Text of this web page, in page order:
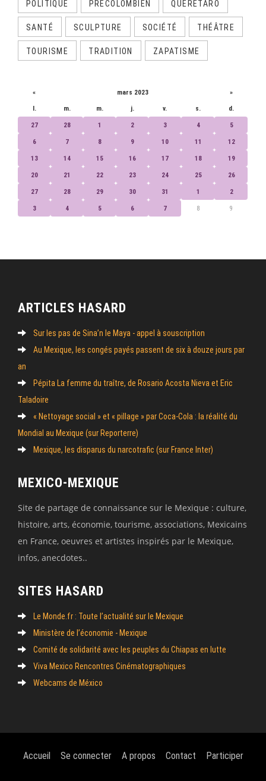
POLITIQUE PRÉCOLOMBIEN QUERÉTARO
SANTÉ SCULPTURE SOCIÉTÉ THÉÂTRE
TOURISME TRADITION ZAPATISME
« mars 2023 »
l. m. m. j. v. s. d.
27 28 1 2 3 4 5
6 7 8 9 10 11 12
13 14 15 16 17 18 19
20 21 22 23 24 25 26
27 28 29 30 31 1 2
3 4 5 6 7 8 9
ARTICLES HASARD
Sur les pas de Sina’n le Maya - appel à souscription
Au Mexique, les congés payés passent de six à douze jours par
an
Pépita La femme du traître, de Rosario Acosta Nieva et Eric
Taladoire
« Nettoyage social » et « pillage » par Coca-Cola : la réalité du
Mondial au Mexique (sur Reporterre)
Mexique, les disparus du narcotrafic (sur France Inter)
MEXICO-MEXIQUE
Site de partage de connaissance sur le Mexique : culture,
histoire, arts, économie, tourisme, associations, Mexicains
en France, oeuvres et artistes inspirés par le Mexique,
infos, anecdotes..
SITES HASARD
Le Monde.fr : Toute l’actualité sur le Mexique
Ministère de l’économie - Mexique
Comité de solidarité avec les peuples du Chiapas en lutte
Viva Mexico Rencontres Cinématographiques
Webcams de México
Accueil Se connecter A propos Contact Participer